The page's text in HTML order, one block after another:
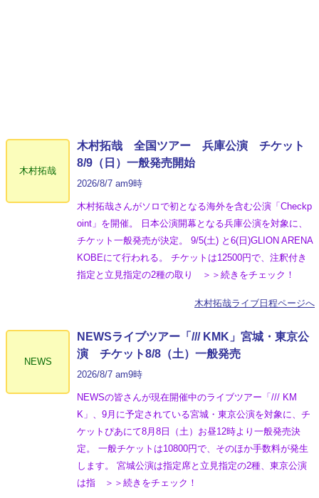
木村拓哉
木村拓哉 全国ツアー 兵庫公演 チケット
8/9（日）一般発売開始
2026/8/7 am9時
木村拓哉さんがソロで初となる海外を含む公演「Checkp
oint」を開催。 日本公演開幕となる兵庫公演を対象に、
チケット一般発売が決定。 9/5(土) と6(日)GLION ARENA
KOBEにて行われる。 チケットは12500円で、注釈付き
指定と立見指定の2種の取り ＞＞続きをチェック！
木村拓哉ライブ日程ページへ
NEWS
NEWSライブツアー「/// KMK」宮城・東京公
演 チケット8/8（土）一般発売
2026/8/7 am9時
NEWSの皆さんが現在開催中のライブツアー「/// KM
K」、9月に予定されている宮城・東京公演を対象に、チ
ケットぴあにて8月8日（土）お昼12時より一般発売決
定。 一般チケットは10800円で、そのほか手数料が発生
します。 宮城公演は指定席と立見指定の2種、東京公演
は指 ＞＞続きをチェック！